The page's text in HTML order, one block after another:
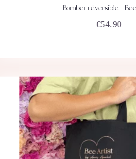
ACHETEZBomber réversible –
€54.90